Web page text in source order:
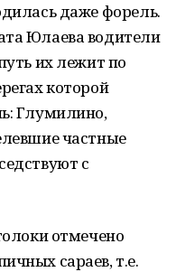
даже форель.
Юлаева водители
их лежит по
которой
Глумилино,
частные
с
отмечено
сараев, т.е.